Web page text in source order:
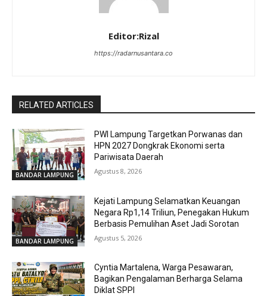
Editor:Rizal
https://radarnusantara.co
RELATED ARTICLES
BANDAR LAMPUNG
PWI Lampung Targetkan Porwanas dan
HPN 2027 Dongkrak Ekonomi serta
Pariwisata Daerah
Agustus 8, 2026
BANDAR LAMPUNG
Kejati Lampung Selamatkan Keuangan
Negara Rp1,14 Triliun, Penegakan Hukum
Berbasis Pemulihan Aset Jadi Sorotan
Agustus 5, 2026
Cyntia Martalena, Warga Pesawaran,
Bagikan Pengalaman Berharga Selama
Diklat SPPI